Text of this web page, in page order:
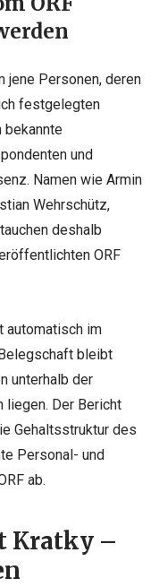
jene Personen, deren
festgelegten
bekannte
und
Namen wie Armin
Wehrschütz,
deshalb
ORF
automatisch im
bleibt
unterhalb der
liegen. Der Bericht
Gehaltsstruktur des
Personal- und
ab.
Kratky –